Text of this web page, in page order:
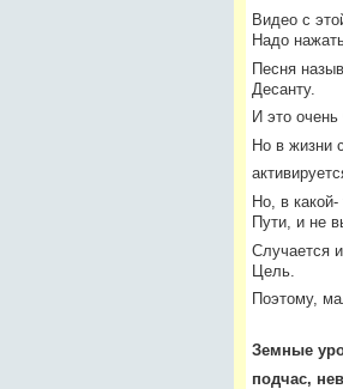
Видео с
Надо
Песня
Десанту.
И это
Но в жизни
Но, в
Пути, и не
Случается
Цель.
Поэтому,
Земные
подчас,